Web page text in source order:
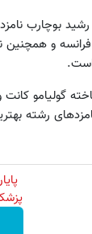
بوچارب
کارگردانی سال
گولیامو کانت
رشته